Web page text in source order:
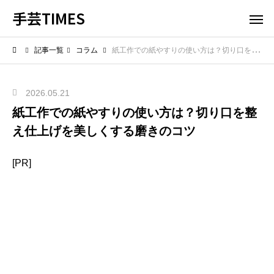
手芸TIMES
記事一覧 コラム 紙工作での紙やすりの使い方は？切り口を整え仕上げを美しくする磨きのコツ
2026.05.21
紙工作での紙やすりの使い方は？切り口を整
え仕上げを美しくする磨きのコツ
[PR]